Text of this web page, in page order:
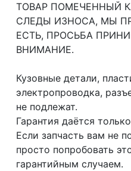
ТОВАР ПОМЕЧЕННЫЙ
СЛЕДЫ ИЗНОСА, МЫ
ЕСТЬ, ПРОСЬБА
ВНИМАНИЕ.
Кузовные детали,
электропроводка,
не подлежат.
Гарантия даётся
Если запчасть вам не
просто попробовать
гарантийным случаем.